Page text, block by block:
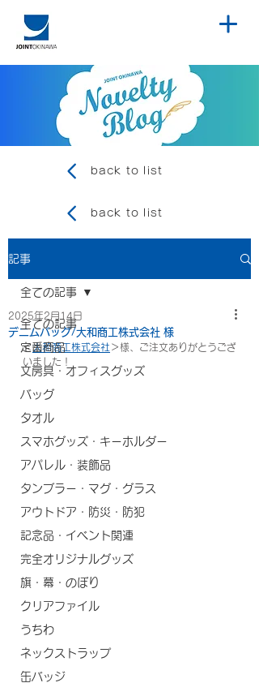
back to list
back to list
記事
全ての記事
定番商品
文房具・オフィスグッズ
バッグ
タオル
スマホグッズ・キーホルダー
アパレル・装飾品
タンブラー・マグ・グラス
アウトドア・防災・防犯
記念品・イベント関連
完全オリジナルグッズ
旗・幕・のぼり
クリアファイル
うちわ
ネックストラップ
缶バッジ
全ての記事
デニムバッグ/大和商工株式会社 様
2025年2月14日
＜大和商工株式会社 ＞様、ご注文ありがとうござ
いました！